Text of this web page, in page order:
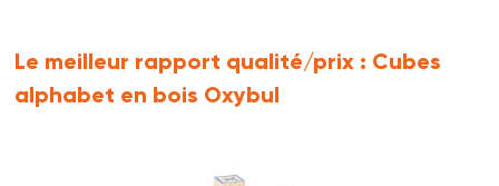
Le meilleur rapport qualité/prix : Cubes
alphabet en bois Oxybul